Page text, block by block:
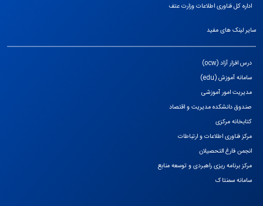
اداره کل فناوری اطلاعات وزارت عتف
سایر لینک های مفید
درس افزار آزاد (ocw)
سامانه آموزش (edu)
مدیریت امور آموزشی
صندوق دانشکده مدیریت و اقتصاد
کتابخانه مرکزی
مرکز فناوری اطلاعات و ارتباطات
انجمن فارغ التحصیلان
مرکز برنامه ریزی راهبردی و توسعه منابع
سامانه سمنتاک